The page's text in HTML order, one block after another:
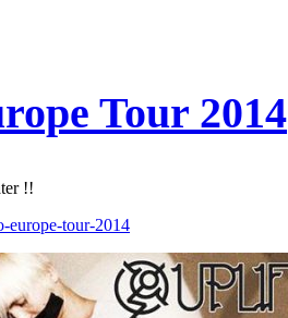
Tour 2014
!!
europe-tour-2014